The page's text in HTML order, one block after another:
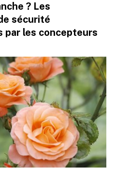
? Les
sécurité
par les concepteurs